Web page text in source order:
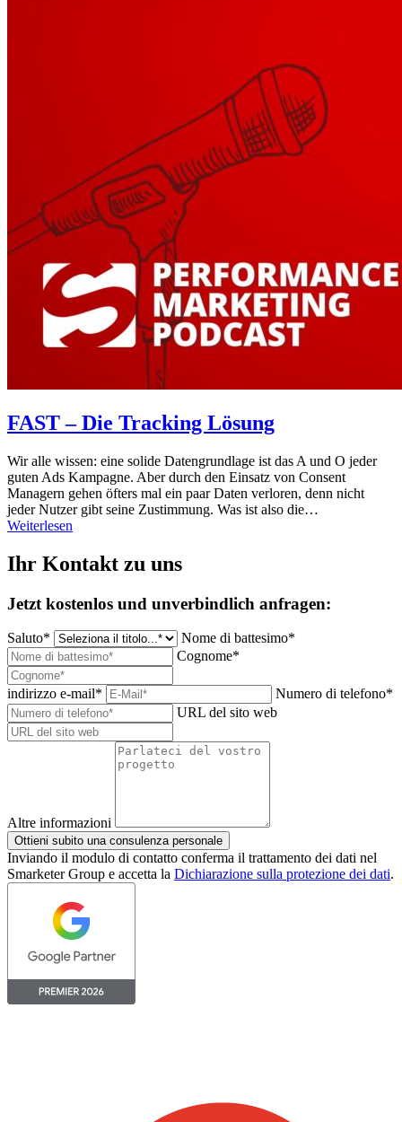
FAST – Die Tracking Lösung
Wir alle wissen: eine solide Datengrundlage ist das A und O jeder
guten Ads Kampagne. Aber durch den Einsatz von Consent
Managern gehen öfters mal ein paar Daten verloren, denn nicht
jeder Nutzer gibt seine Zustimmung. Was ist also die…
Weiterlesen
Ihr Kontakt zu uns
Jetzt kostenlos und unverbindlich anfragen:
Saluto*
Nome di battesimo*
Cognome*
indirizzo e-mail*
Numero di telefono*
URL del sito web
Altre informazioni
Ottieni subito una consulenza personale
Inviando il modulo di contatto conferma il trattamento dei dati nel
Smarketer Group e accetta la Dichiarazione sulla protezione dei dati.